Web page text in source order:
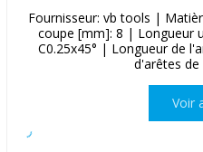
Fournisseur: vb tools |
coupe [mm]: 8 | Longueur
C0.25x45° | Longueur de
d'arêtes
Voir